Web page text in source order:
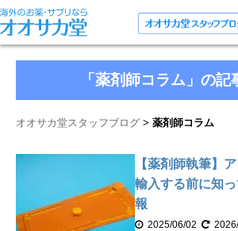
「薬剤師コラム」の記
オオサカ堂スタッフブログ 薬剤師コラム
【薬剤師執筆】
輸入する前に知
報
2025/06/02